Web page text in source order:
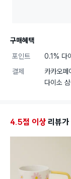
구매혜택
포인트
0.1% 다
결제
카카오페
다이소
4.5점 이상 리뷰